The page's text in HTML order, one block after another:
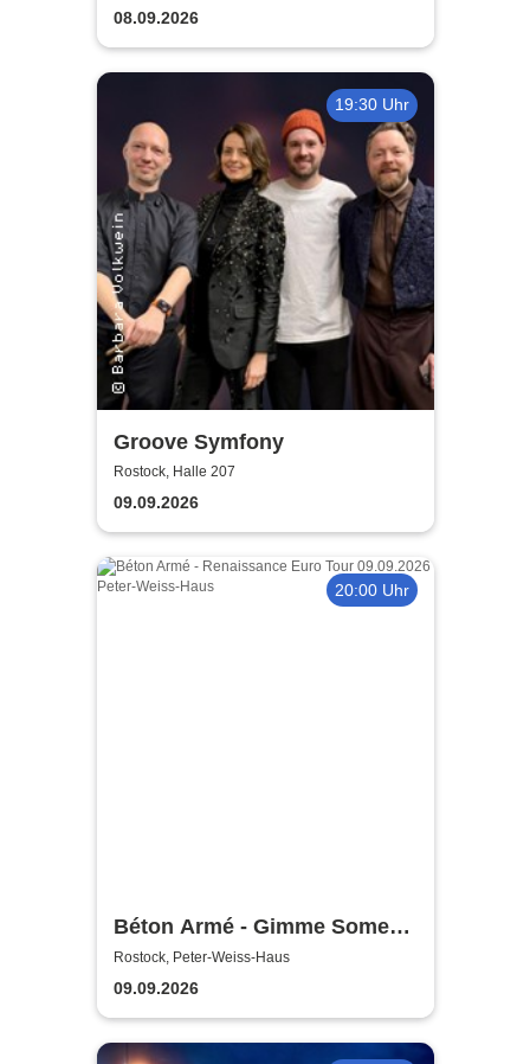
guter Begleitung
08.09.2026
19:30 Uhr
Groove Symfony
Rostock, Halle 207
09.09.2026
20:00 Uhr
Béton Armé - Gimme Some
Action presents
Rostock, Peter-Weiss-Haus
09.09.2026